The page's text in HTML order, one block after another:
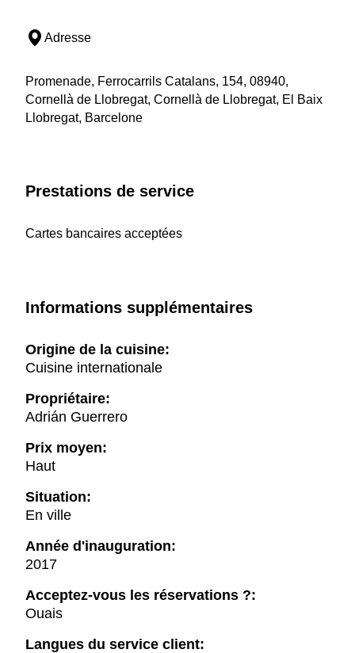
Adresse
Promenade, Ferrocarrils Catalans, 154, 08940,
Cornellà de Llobregat, Cornellà de Llobregat, El Baix
Llobregat, Barcelone
Prestations de service
Cartes bancaires acceptées
Informations supplémentaires
Origine de la cuisine:
Cuisine internationale
Propriétaire:
Adrián Guerrero
Prix moyen:
Haut
Situation:
En ville
Année d'inauguration:
2017
Acceptez-vous les réservations ?:
Ouais
Langues du service client: